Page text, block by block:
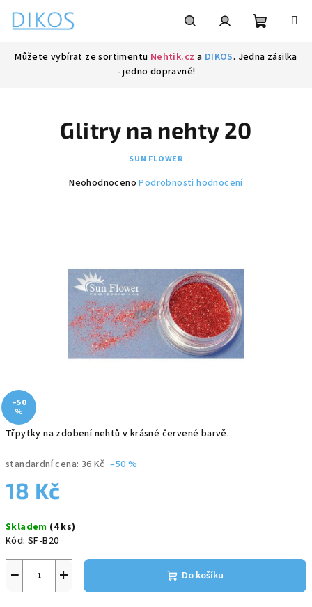
obsah
Můžete vybírat ze sortimentu Nehtik.cz a DIKOS. Jedna zásilka
- jedno dopravné!
Třpytky na zdobení nehtů v krásné červené barvě.
standardní cena: 36 Kč –50 %
18 Kč
cena:
Skladem (4 ks)
Kód: SF-B20
+
− Do košíku
Glitry na nehty 20
SUN FLOWER
Průměrné
5
hvězdiček.
Neohodnoceno Podrobnosti hodnocení
–50
%